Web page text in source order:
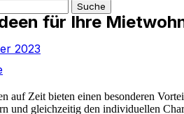
Suche
für Ihre
2023
auf Zeit bieten einen besonderen
und gleichzeitig den individuellen